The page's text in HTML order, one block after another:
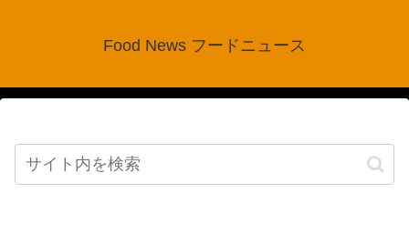
Food News フードニュース